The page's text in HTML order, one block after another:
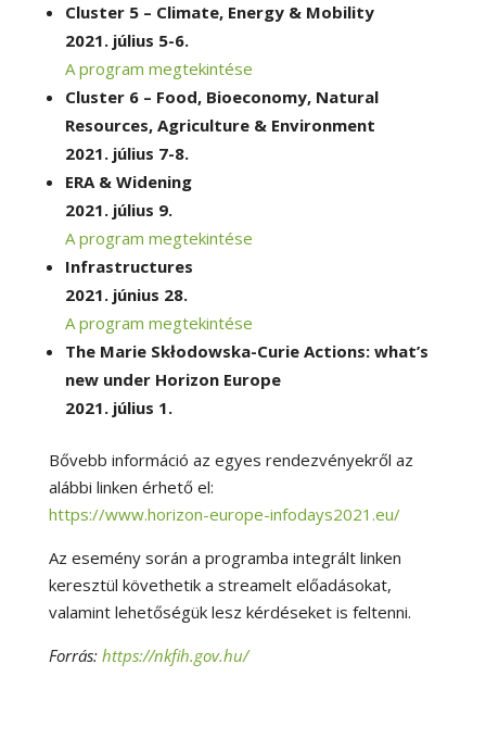
Cluster 5 – Climate, Energy & Mobility
2021. július 5-6.
A program megtekintése
Cluster 6 – Food, Bioeconomy, Natural
Resources, Agriculture & Environment
2021. július 7-8.
ERA & Widening
2021. július 9.
A program megtekintése
Infrastructures
2021. június 28.
A program megtekintése
The Marie Skłodowska-Curie Actions: what’s
new under Horizon Europe
2021. július 1.
Bővebb információ az egyes rendezvényekről az
alábbi linken érhető el:
https://www.horizon-europe-infodays2021.eu/
Az esemény során a programba integrált linken
keresztül követhetik a streamelt előadásokat,
valamint lehetőségük lesz kérdéseket is feltenni.
Forrás: https://nkfih.gov.hu/